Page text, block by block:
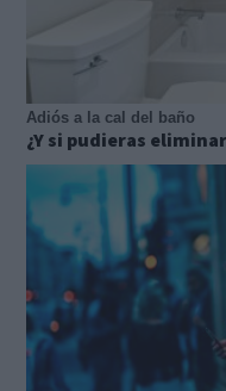
Adiós a la cal del baño
¿Y si pudieras